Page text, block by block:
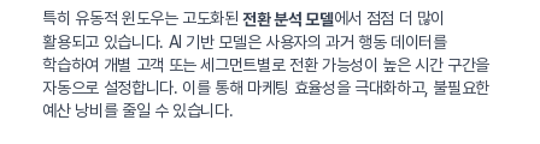
특히 유동적 윈도우는 고도화된전환 분석 모델에서 점점 더 많이
활용되고 있습니다. AI 기반 모델은 사용자의 과거 행동 데이터를
학습하여 개별 고객 또는 세그먼트별로 전환 가능성이 높은 시간 구간을
자동으로 설정합니다. 이를 통해 마케팅 효율성을 극대화하고, 불필요한
예산 낭비를 줄일 수 있습니다.